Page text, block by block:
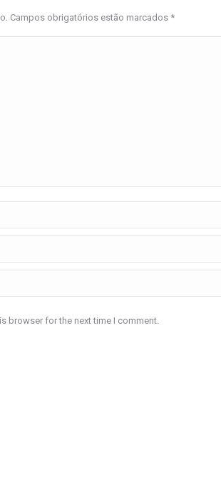
Campos obrigatórios estão marcados *
browser for the next time I comment.